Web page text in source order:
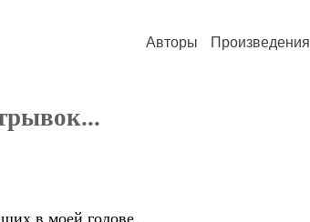
Авторы Произведения
в моей голове.